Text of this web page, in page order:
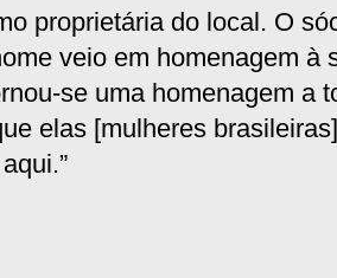
proprietária do local. O
veio em homenagem à
se uma homenagem a
elas [mulheres